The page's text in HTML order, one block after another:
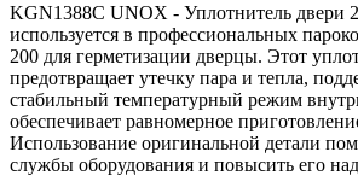
KGN1388C UNOX - Уплотнитель двери
используется в профессиональных
200 для герметизации дверцы. Этот
предотвращает утечку пара и тепла,
стабильный температурный режим
обеспечивает равномерное
Использование оригинальной детали
службы оборудования и повысить его